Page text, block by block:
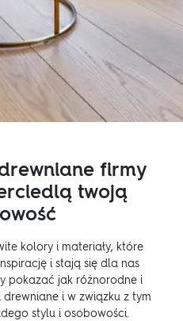
do nas:
firmy
twoją
kolory i materiały, które
i stają się dla nas
pokazać jak różnorodne i
i w związku z tym
stylu i osobowości.